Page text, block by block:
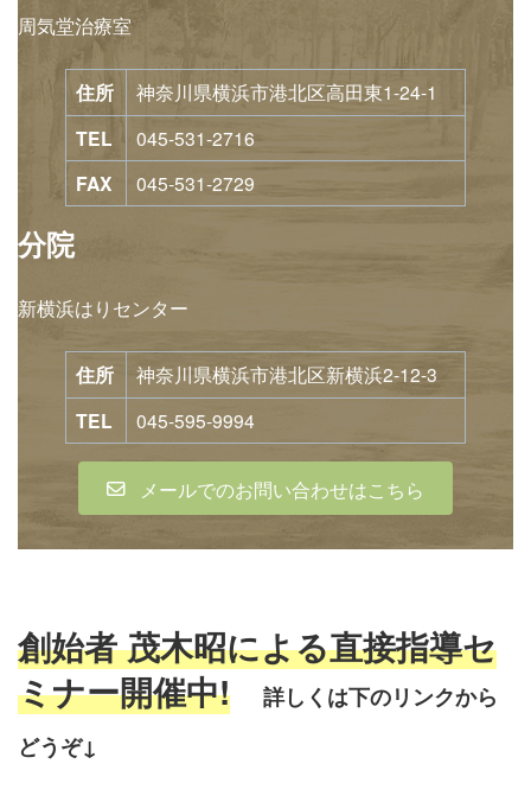
周気堂治療室
住所 神奈川県横浜市港北区高田東1-24-1
TEL 045-531-2716
FAX 045-531-2729
分院
新横浜はりセンター
住所 神奈川県横浜市港北区新横浜2-12-3
TEL 045-595-9994
メールでのお問い合わせはこちら
創始者 茂木昭による直接指導セ
ミナー開催中!
詳しくは下のリンクから
どうぞ↓